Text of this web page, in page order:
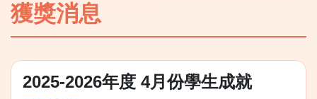
獲獎消息
2025-2026年度 4月份學生成就